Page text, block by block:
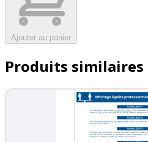
Ajouter au panier
Produits similaires